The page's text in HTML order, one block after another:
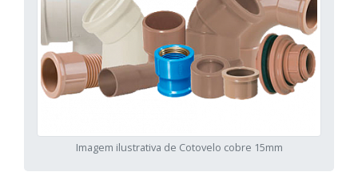
Imagem ilustrativa de Cotovelo cobre 15mm